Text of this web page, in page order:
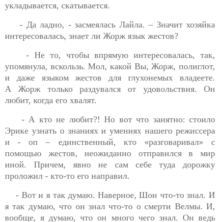
укладывается, скатывается.
- Да ладно, - засмеялась Лайла. – Значит хозяйка
интересовалась, знает ли Жоржязык жестов?
- Не то, чтобы впрямую интересовалась, так,
упомянула, вскользь. Мол, какой Вы,Жорж, полиглот,
и даже языком жестов для глухонемых владеете.
АЖорж только раздувался от удовольствия. Он
любит, когда его хвалят.
- А кто не любит?! Но вот что занятно: стоило
Эрике узнать о знаниях и умениях нашего режиссера
и - оп – единственный, кто «разговаривал» с
помощью жестов, неожиданно отправился в мир
иной. Причем, явно не сам себе туда дорожку
проложил - кто-то его направил.
- Вот и я так думаю. Наверное, Шон что-то знал. И
я так думаю, что он знал что-то о смерти Велмы. И,
вообще, я думаю, что он много чего знал. Он ведь